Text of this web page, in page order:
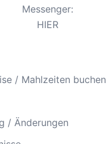
Messenger:
HIER
/ Mahlzeiten buchen
/ Änderungen